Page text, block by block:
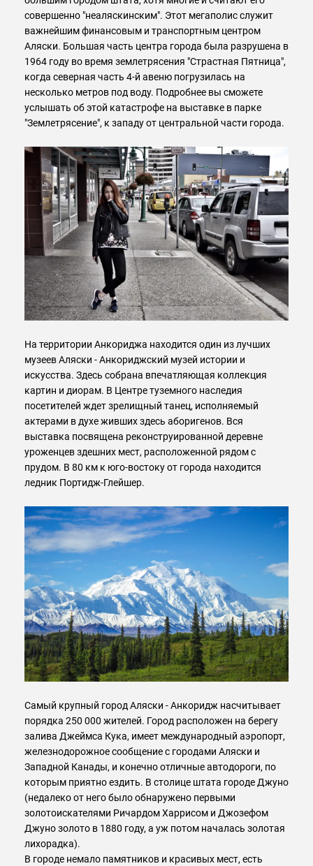
совершенно "неаляскинским". Этот мегаполис служит
важнейшим финансовым и транспортным центром
Аляски. Большая часть центра города была разрушена в
1964 году во время землетрясения "Страстная Пятница",
когда северная часть 4-й авеню погрузилась на
несколько метров под воду. Подробнее вы сможете
услышать об этой катастрофе на выставке в парке
"Землетрясение", к западу от центральной части города.
На территории Анкориджа находится один из лучших
музеев Аляски - Анкориджский музей истории и
искусства. Здесь собрана впечатляющая коллекция
картин и диорам. В Центре туземного наследия
посетителей ждет зрелищный танец, исполняемый
актерами в духе живших здесь аборигенов. Вся
выставка посвящена реконструированной деревне
уроженцев здешних мест, расположенной рядом с
прудом. В 80 км к юго-востоку от города находится
ледник Портидж-Глейшер.
Самый крупный город Аляски - Анкоридж насчитывает
порядка 250 000 жителей. Город расположен на берегу
залива Джеймса Кука, имеет международный аэропорт,
железнодорожное сообщение с городами Аляски и
Западной Канады, и конечно отличные автодороги, по
которым приятно ездить. В столице штата городе Джуно
(недалеко от него было обнаружено первыми
золотоискателями Ричардом Харрисом и Джозефом
Джуно золото в 1880 году, а уж потом началась золотая
лихорадка).
В городе немало памятников и красивых мест, есть